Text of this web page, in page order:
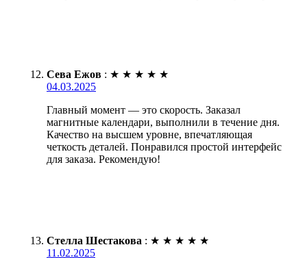
Сева Ежов : ★ ★ ★ ★ ★
04.03.2025
Главный момент — это скорость. Заказал
магнитные календари, выполнили в течение дня.
Качество на высшем уровне, впечатляющая
четкость деталей. Понравился простой интерфейс
для заказа. Рекомендую!
Стелла Шестакова : ★ ★ ★ ★ ★
11.02.2025